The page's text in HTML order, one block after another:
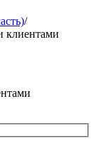
/
клиентами